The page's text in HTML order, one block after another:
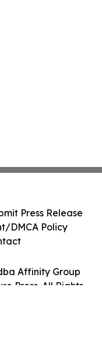
Affinity Group
Press. All Rights
Press Release
DMCA Policy